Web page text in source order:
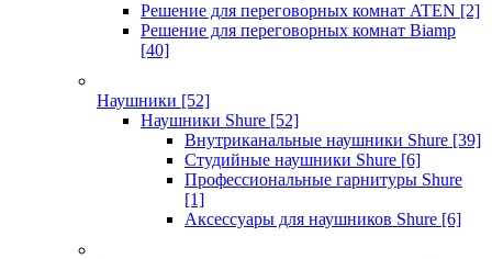
Решение для переговорных комнат ATEN [2]
Решение для переговорных комнат Biamp
[40]
Наушники [52]
Наушники Shure [52]
Внутриканальные наушники Shure [39]
Студийные наушники Shure [6]
Профессиональные гарнитуры Shure
[1]
Аксессуары для наушников Shure [6]